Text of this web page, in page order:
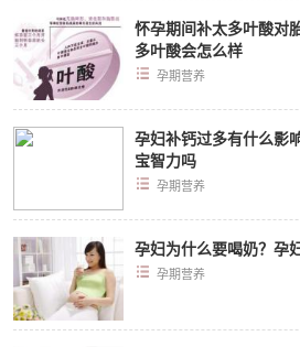
怀孕期间补太多叶酸对
多叶酸会怎么样
孕期营养
孕妇补钙过多有什么影
宝智力吗
孕期营养
孕妇为什么要喝奶？孕
孕期营养